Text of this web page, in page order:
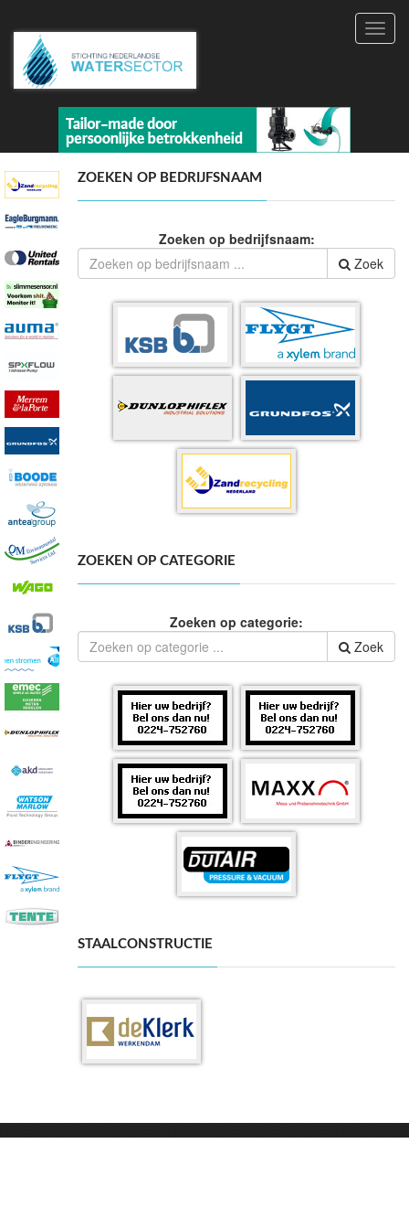
ZOEKEN OP BEDRIJFSNAAM
Zoeken op bedrijfsnaam:
Zoek
ZOEKEN OP CATEGORIE
Zoeken op categorie:
Zoek
STAALCONSTRUCTIE